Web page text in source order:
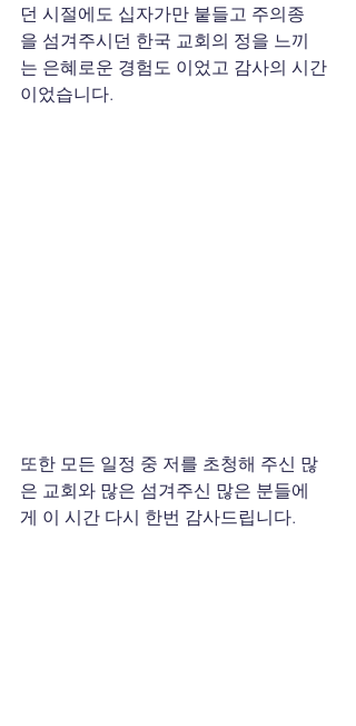
던 시절에도 십자가만 붙들고 주의종
을 섬겨주시던 한국 교회의 정을 느끼
는 은혜로운 경험도 이었고 감사의 시간
이었습니다.
또한 모든 일정 중 저를 초청해 주신 많
은 교회와 많은 섬겨주신 많은 분들에
게 이 시간 다시 한번 감사드립니다.